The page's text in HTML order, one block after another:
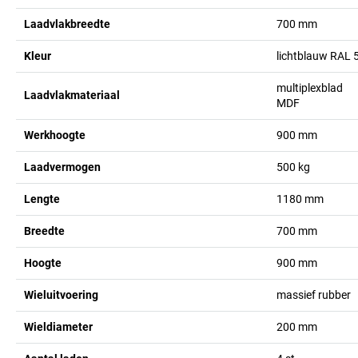
Laadvlakbreedte 700 mm
Kleur lichtblauw RAL
Laadvlakmateriaal
multiplexblad
MDF
Werkhoogte 900 mm
Laadvermogen 500 kg
Lengte 1180 mm
Breedte 700 mm
Hoogte 900 mm
Wieluitvoering massief rubber
Wieldiameter 200 mm